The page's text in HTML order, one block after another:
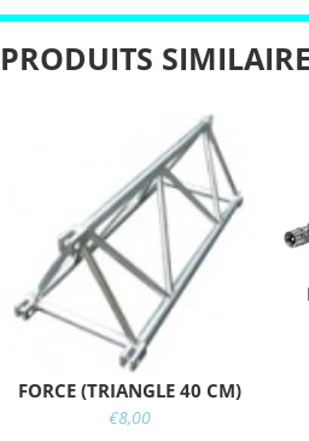
PRODUITS
FORCE (TRIANGLE 40 CM)
€8,00